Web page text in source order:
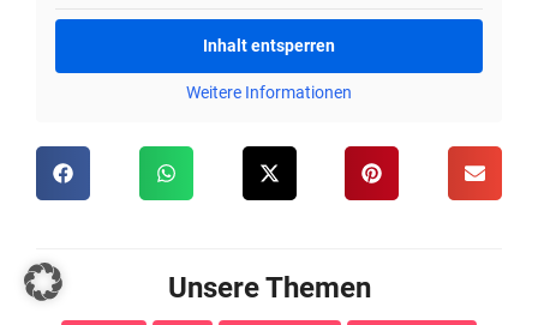
Inhalt entsperren
Weitere Informationen
Unsere Themen